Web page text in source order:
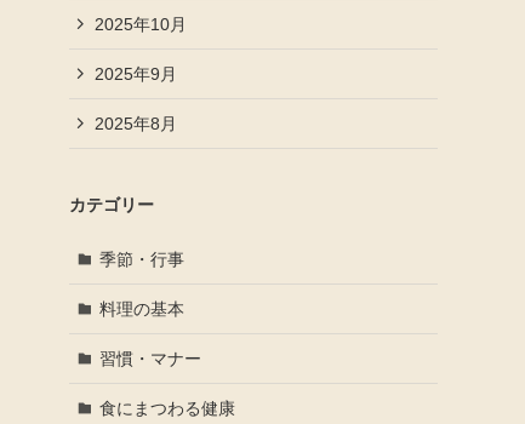
2025年10月
2025年9月
2025年8月
カテゴリー
季節・行事
料理の基本
習慣・マナー
食にまつわる健康